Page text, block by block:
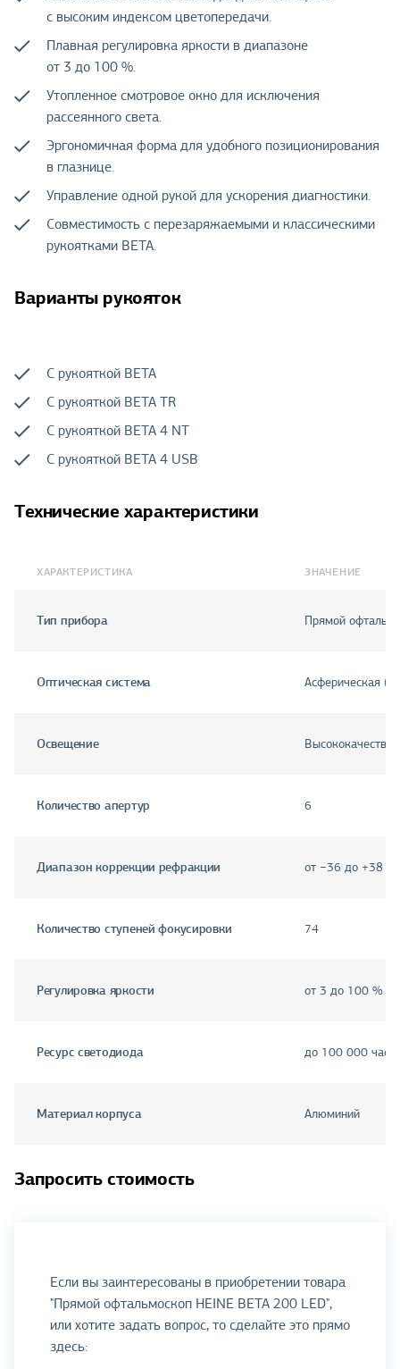
с высоким индексом цветопередачи.
Плавная регулировка яркости в диапазоне
от 3 до 100 %.
Утопленное смотровое окно для исключения
рассеянного света.
Эргономичная форма для удобного позиционирования
в глазнице.
Управление одной рукой для ускорения диагностики.
Совместимость с перезаряжаемыми и классическими
рукоятками BETA.
Варианты рукояток
С рукояткой BETA
С рукояткой BETA TR
С рукояткой BETA 4 NT
С рукояткой BETA 4 USB
Технические характеристики
ХАРАКТЕРИСТИКА ЗНАЧЕНИЕ
Тип прибора Прямой
Оптическая система Асферическая
Освещение
Количество апертур 6
Диапазон коррекции рефракции от −36 до +38
Количество ступеней фокусировки 74
Регулировка яркости от 3 до 100 %
Ресурс светодиода до 100 000
Материал корпуса Алюминий
Запросить стоимость
Если вы заинтересованы в приобретении товара
"Прямой офтальмоскоп HEINE BETA 200 LED",
или хотите задать вопрос, то сделайте это прямо
здесь: